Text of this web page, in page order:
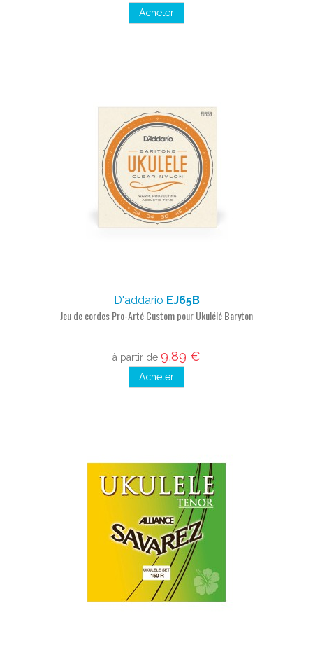
Acheter
D'addario EJ65B
Jeu de cordes Pro-Arté Custom pour Ukulélé Baryton
à partir de 9,89 €
Acheter